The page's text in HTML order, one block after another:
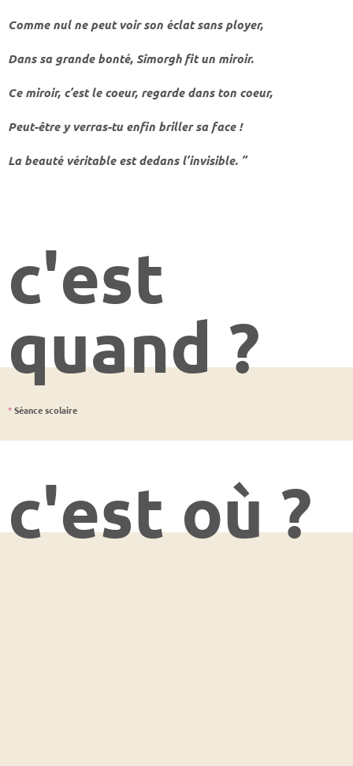
Comme nul ne peut voir son éclat sans ployer,
Dans sa grande bonté, Sîmorgh fit un miroir.
Ce miroir, c’est le coeur, regarde dans ton coeur,
Peut-être y verras-tu enfin briller sa face !
La beauté véritable est dedans l’invisible. ”
c'est
quand ?
*Séance scolaire
c'est où ?